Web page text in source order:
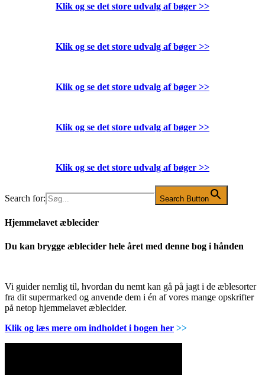
Klik og se det store udvalg af bøger >>
Klik og se det store udvalg af bøger >>
Klik og se det store udvalg af bøger >>
Klik og se det store udvalg af bøger >>
Klik og se det store udvalg af bøger >>
Search for: Search Button
Hjemmelavet æblecider
Du kan brygge æblecider hele året med denne bog i hånden
Vi guider nemlig til, hvordan du nemt kan gå på jagt i de æblesorter
fra dit supermarked og anvende dem i én af vores mange opskrifter
på netop hjemmelavet æblecider.
Klik og læs mere om indholdet i bogen her >>